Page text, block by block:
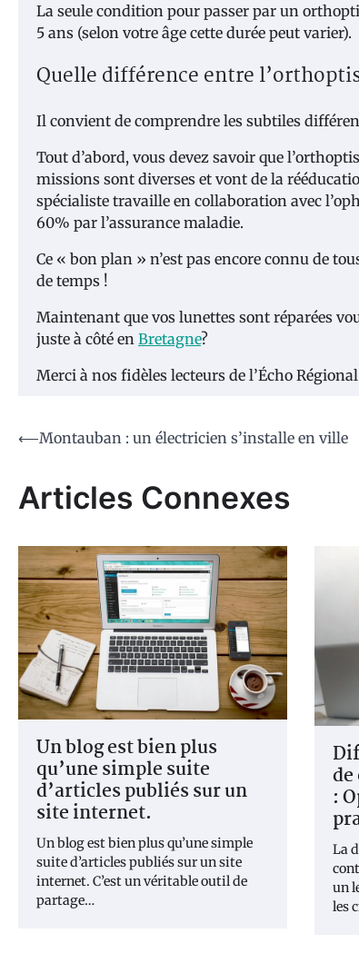
La seule condition pour passer par un
5 ans (selon votre âge cette durée peut varier).
Quelle différence entre
Il convient de comprendre les subtiles
Tout d’abord, vous devez savoir que
missions sont diverses et vont de la
spécialiste travaille en collaboration avec
60% par l’assurance maladie.
Ce « bon plan » n’est pas encore connu de
de temps !
Maintenant que vos lunettes sont réparées
juste à côté en Bretagne?
Merci à nos fidèles lecteurs de l’Écho
Navigation
l’article
⟵Montauban : un électricien s’installe en ville
Articles Connexes
Un blog est bien plus
qu’une simple suite
d’articles publiés sur un
site internet.
Un blog est bien plus qu’une simple
suite d’articles publiés sur un site
internet. C’est un véritable outil de
partage…
:
La
un
les